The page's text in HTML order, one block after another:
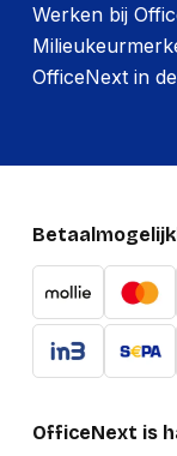
Werken bij
OfficeNext in
OfficeNext is